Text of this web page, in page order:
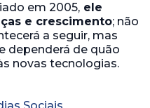
em 2005, ele
e crescimento; não
a seguir, mas
dependerá de quão
novas tecnologias.